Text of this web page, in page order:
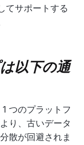
てサポートする
以下の通
つのプラットフ
り、古いデータ
散が回避されま